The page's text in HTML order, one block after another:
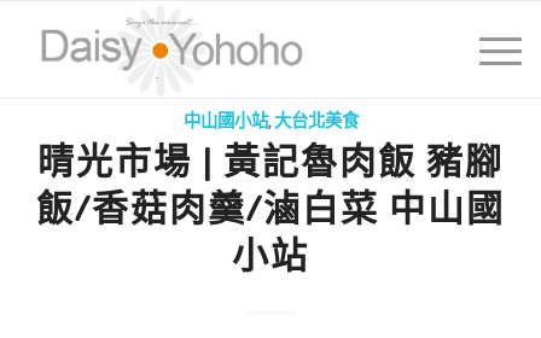
中山國小站,大台北美食
晴光市場 | 黃記魯肉飯 豬腳
飯/香菇肉羹/滷白菜 中山國
小站